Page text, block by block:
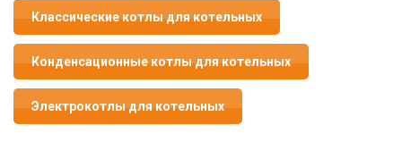
Классические котлы для котельных
Конденсационные котлы для котельных
Электрокотлы для котельных